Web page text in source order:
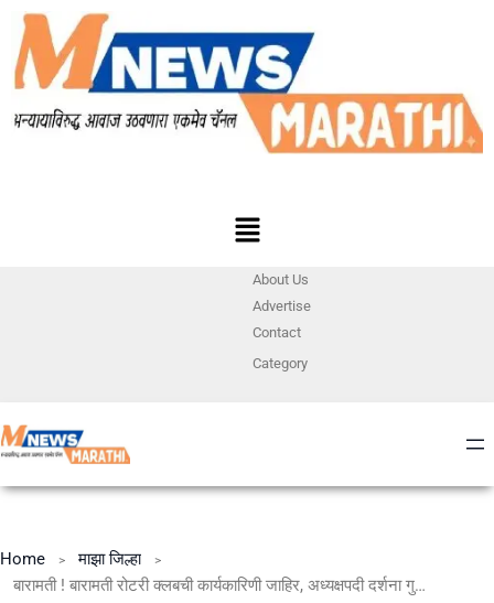
About Us
Advertise
Contact
Category
Home
माझा जिल्हा
बारामती ! बारामती रोटरी क्लबची कार्यकारिणी जाहिर, अध्यक्षपदी दर्शना गुजर.